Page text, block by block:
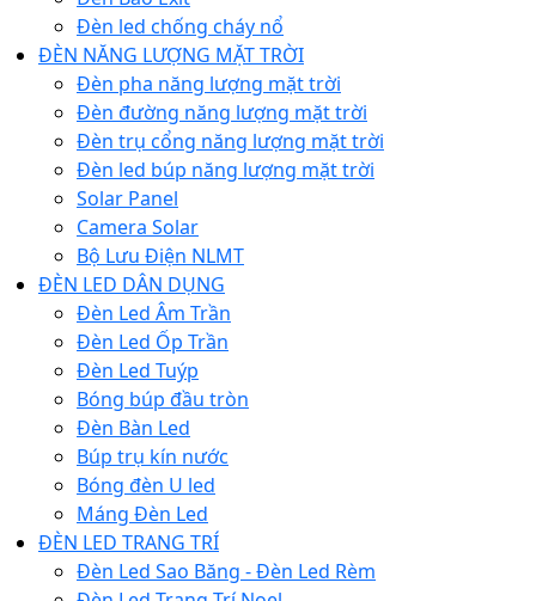
Đèn led chống cháy nổ
ĐÈN NĂNG LƯỢNG MẶT TRỜI
Đèn pha năng lượng mặt trời
Đèn đường năng lượng mặt trời
Đèn trụ cổng năng lượng mặt trời
Đèn led búp năng lượng mặt trời
Solar Panel
Camera Solar
Bộ Lưu Điện NLMT
ĐÈN LED DÂN DỤNG
Đèn Led Âm Trần
Đèn Led Ốp Trần
Đèn Led Tuýp
Bóng búp đầu tròn
Đèn Bàn Led
Búp trụ kín nước
Bóng đèn U led
Máng Đèn Led
ĐÈN LED TRANG TRÍ
Đèn Led Sao Băng - Đèn Led Rèm